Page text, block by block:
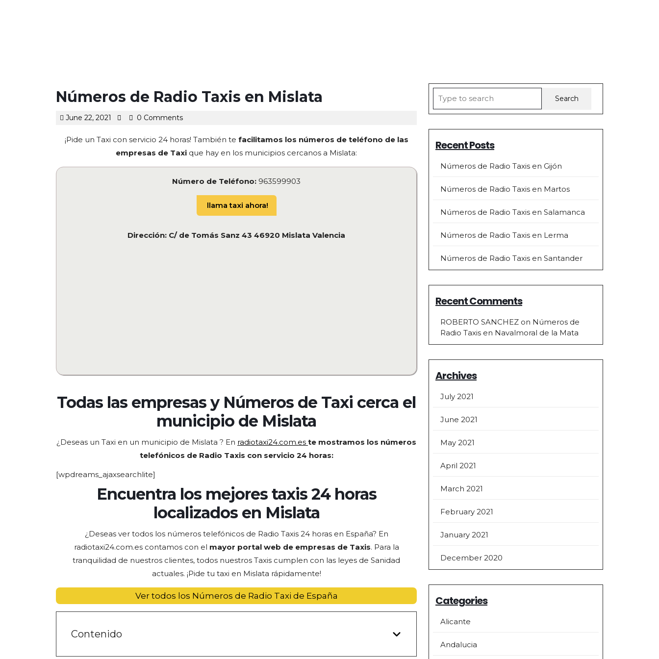
Números de Radio Taxis en Mislata
June 22, 2021 June
2021
0 Comments
¡Pide un Taxi con servicio 24 horas! También te facilitamos los números de teléfono de las
empresas de Taxi que hay en los municipios cercanos a Mislata:
Número de Teléfono: 963599903
llama taxi ahora!
Dirección: C/ de Tomás Sanz 43 46920 Mislata Valencia
Todas las empresas y Números de Taxi cerca el
municipio de Mislata
¿Deseas un Taxi en un municipio de Mislata ? En radiotaxi24.com.es te mostramos los números
telefónicos de Radio Taxis con servicio 24 horas:
[wpdreams_ajaxsearchlite]
Encuentra los mejores taxis 24 horas
localizados en Mislata
¿Deseas ver todos los números telefónicos de Radio Taxis 24 horas en España? En
radiotaxi24.com.es contamos con el mayor portal web de empresas de Taxis. Para la
tranquilidad de nuestros clientes, todos nuestros Taxis cumplen con las leyes de Sanidad
actuales. ¡Pide tu taxi en Mislata rápidamente!
Ver todos los Números de Radio Taxi de España
Contenido
for:
Recent Posts
Números de Radio Taxis en Gijón
Números de Radio Taxis en Martos
Números de Radio Taxis en Salamanca
Números de Radio Taxis en Lerma
Números de Radio Taxis en Santander
Recent Comments
ROBERTO SANCHEZ on Números de
Radio Taxis en Navalmoral de la Mata
Archives
July 2021
June 2021
May 2021
April 2021
March 2021
February 2021
January 2021
December 2020
Categories
Alicante
Andalucia